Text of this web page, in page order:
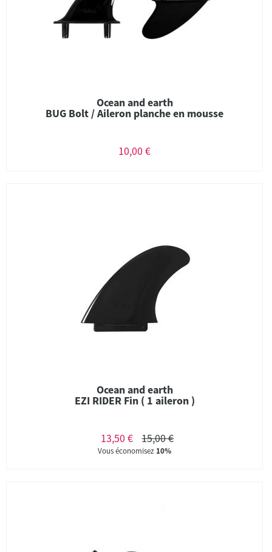
Ocean and earth
BUG Bolt / Aileron planche en mousse
10,00 €
Ocean and earth
EZI RIDER Fin ( 1 aileron )
13,50 € 15,00 €
Vous économisez 10%